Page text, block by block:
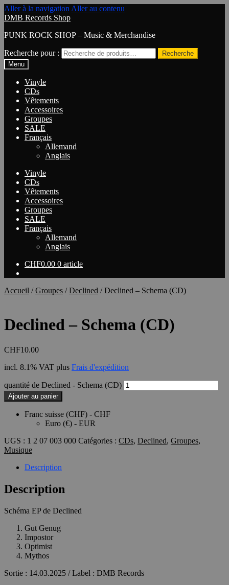
Aller à la navigation Aller au contenu
DMB Records Shop
PUNK ROCK SHOP – Music & Merchandise
Recherche pour :
Recherche
Menu
Vinyle
CDs
Vêtements
Accessoires
Groupes
SALE
Français
Allemand
Anglais
Vinyle
CDs
Vêtements
Accessoires
Groupes
SALE
Français
Allemand
Anglais
CHF0.00 0 article
Accueil /Groupes /Declined /Declined – Schema (CD)
Declined – Schema (CD)
CHF10.00
incl. 8.1% VAT plus Frais d'expédition
quantité de Declined - Schema (CD)
Ajouter au panier
Franc suisse (CHF) - CHF
Euro (€) - EUR
UGS : 1 2 07 003 000 Catégories : CDs, Declined, Groupes,
Musique
Description
Description
Schéma EP de Declined
Gut Genug
Impostor
Optimist
Mythos
Sortie : 14.03.2025 / Label : DMB Records